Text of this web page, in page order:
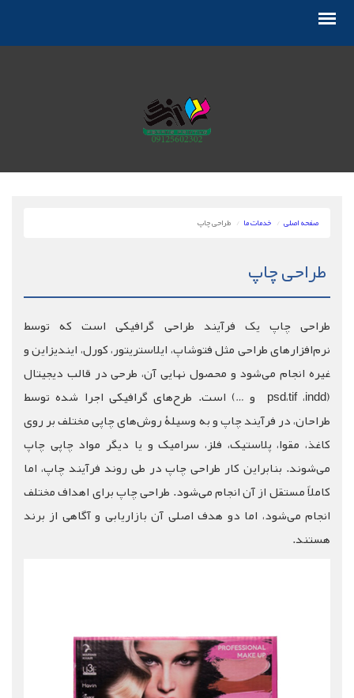
صفحه اصلی خدمات ما طراحی چاپ
طراحی چاپ
طراحی چاپ یک فرآیند طراحی گرافیکی است که توسط
نرم‌افزارهای طراحی مثل فتوشاپ، ایلاستریتور، کورل، ایندیزاین و
غیره انجام می‌شود و محصول نهایی آن، طرحی در قالب دیجیتال
(psd،tif ،indd و …) است. طرح‌های گرافیکی اجرا شده توسط
طراحان، در فرآیند چاپ و به وسیلۀ روش‌های چاپی مختلف بر روی
کاغذ، مقوا، پلاستیک، فلز، سرامیک و یا دیگر مواد چاپی چاپ
می‌شوند. بنابراین کار طراحی چاپ در طی روند فرآیند چاپ، اما
کاملاً مستقل از آن انجام می‌شود. طراحی چاپ برای اهداف مختلف
انجام می‌شود، اما دو هدف اصلی آن بازاریابی و آگاهی از برند
هستند.